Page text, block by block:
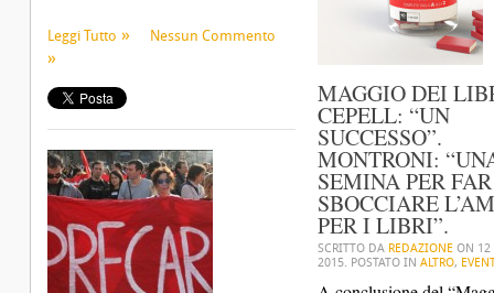
Leggi Tutto Nessun Commento
MAGGIO DEI
CEPELL: “UN
SUCCESSO”.
MONTRONI:
SEMINA PER FAR
SBOCCIARE
PER I LIBRI”.
SCRITTO DA REDAZIONEON 12
2015. POSTATO IN ALTRO,